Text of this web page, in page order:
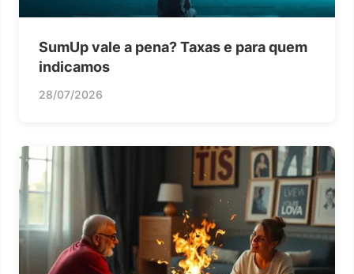
SumUp vale a pena? Taxas e para quem
indicamos
28/07/2026